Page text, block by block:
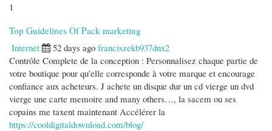
1
Top Guidelines Of Pack marketing
Internet
52 days ago franciszekb937dnx2
Contrôle Complete de la conception : Personnalisez chaque partie de
votre boutique pour qu'elle corresponde à votre marque et encourage
confiance aux acheteurs. J achete un disque dur un cd vierge un dvd
vierge une carte memoire and many others…, la sacem ou ses
copains me taxent maintenant Accélérer la
https://cooldigitaldownload.com/blog/